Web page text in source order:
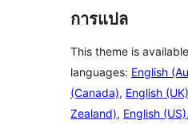
การแปล
This theme is
languages: English
(Canada), English (UK)
Zealand), English (US),